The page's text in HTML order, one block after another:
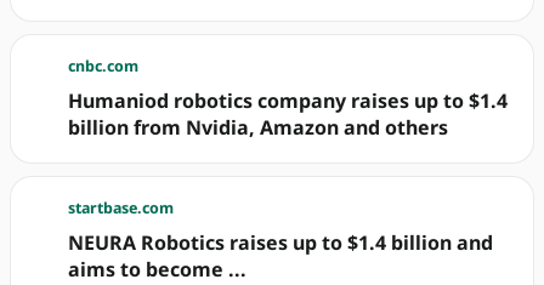
cnbc.com
Humaniod robotics company raises up to $1.4
billion from Nvidia, Amazon and others
startbase.com
NEURA Robotics raises up to $1.4 billion and
aims to become ...